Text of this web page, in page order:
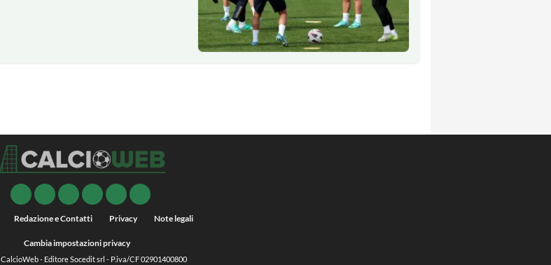
Redazione e Contatti Privacy Note legali
Cambia impostazioni privacy
CalcioWeb- Editore Socedit srl - P.iva/CF 02901400800